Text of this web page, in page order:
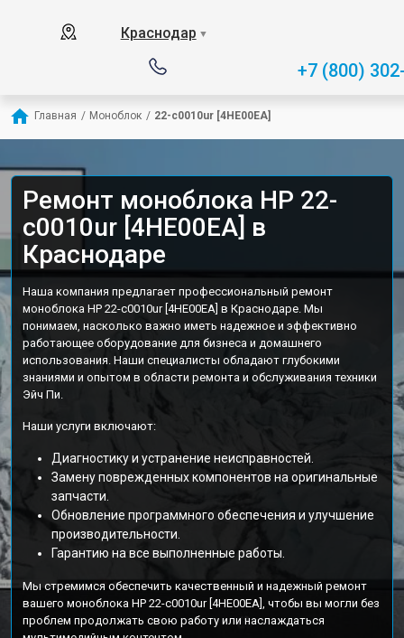
Краснодар ▼
+7 (800)
Главная / Моноблок / 22-c0010ur [4HE00EA]
Ремонт моноблока HP 22-
c0010ur [4HE00EA] в
Краснодаре
Наша компания предлагает профессиональный ремонт
моноблока HP 22-c0010ur [4HE00EA] в Краснодаре. Мы
понимаем, насколько важно иметь надежное и эффективно
работающее оборудование для бизнеса и домашнего
использования. Наши специалисты обладают глубокими
знаниями и опытом в области ремонта и обслуживания техники
Эйч Пи.
Наши услуги включают:
Диагностику и устранение неисправностей.
Замену поврежденных компонентов на оригинальные
запчасти.
Обновление программного обеспечения и улучшение
производительности.
Гарантию на все выполненные работы.
Мы стремимся обеспечить качественный и надежный ремонт
вашего моноблока HP 22-c0010ur [4HE00EA], чтобы вы могли без
проблем продолжать свою работу или наслаждаться